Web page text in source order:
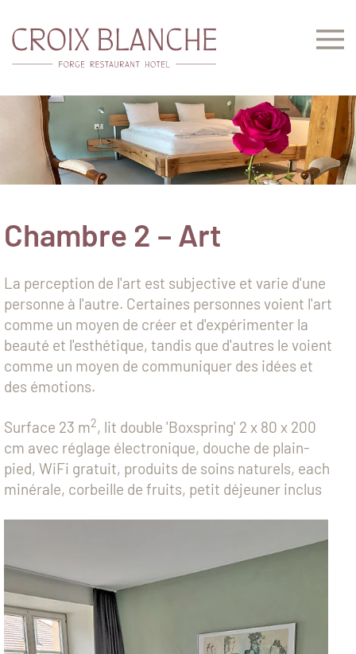
Accéder au contenu principal
Chambre 2 – Art
La perception de l'art est subjective et varie d'une
personne à l'autre. Certaines personnes voient l'art
comme un moyen de créer et d'expérimenter la
beauté et l'esthétique, tandis que d'autres le voient
comme un moyen de communiquer des idées et
des émotions.
Surface 23 m2, lit double 'Boxspring' 2 x 80 x 200
cm avec réglage électronique, douche de plain-
pied, WiFi gratuit, produits de soins naturels, each
minérale, corbeille de fruits, petit déjeuner inclus